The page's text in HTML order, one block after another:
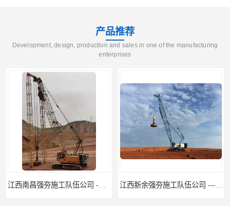
产品推荐
Development, design, production and sales in one of the manufacturing
enterprises
江西新余强夯施工队伍公司 —业峻强夯基础工程 湖南强夯施工公司